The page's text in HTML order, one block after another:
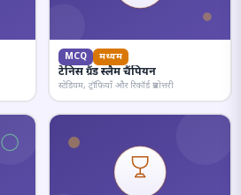
MCQ मध्यम
टेनिस ग्रैंड स्लैम चैंपियन
स्टेडियम, ट्रॉफियाँ और रिकॉर्ड प्रश्नोत्तरी